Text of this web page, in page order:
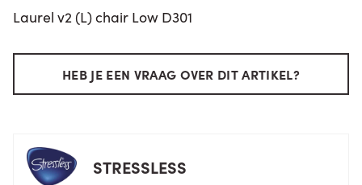
Laurel v2 (L) chair Low D301
HEB JE EEN VRAAG OVER DIT ARTIKEL?
STRESSLESS